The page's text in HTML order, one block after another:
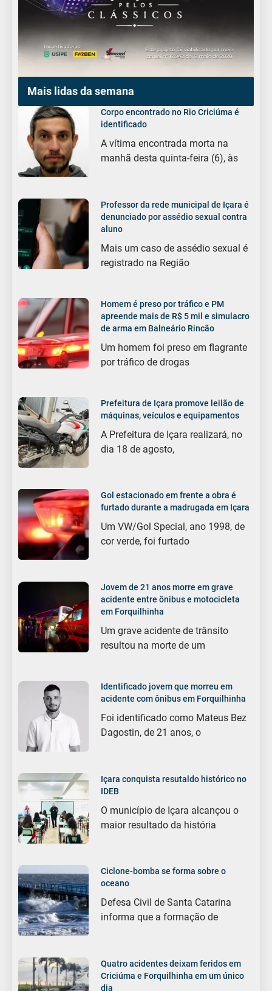
Mais lidas da semana
Corpo encontrado no Rio Criciúma é
identificado
A vítima encontrada morta na
manhã desta quinta-feira (6), às
Professor da rede municipal de Içara é
denunciado por assédio sexual contra
aluno
Mais um caso de assédio sexual é
registrado na Região
Homem é preso por tráfico e PM
apreende mais de R$ 5 mil e simulacro
de arma em Balneário Rincão
Um homem foi preso em flagrante
por tráfico de drogas
Prefeitura de Içara promove leilão de
máquinas, veículos e equipamentos
A Prefeitura de Içara realizará, no
dia 18 de agosto,
Gol estacionado em frente a obra é
furtado durante a madrugada em Içara
Um VW/Gol Special, ano 1998, de
cor verde, foi furtado
Jovem de 21 anos morre em grave
acidente entre ônibus e motocicleta
em Forquilhinha
Um grave acidente de trânsito
resultou na morte de um
Identificado jovem que morreu em
acidente com ônibus em Forquilhinha
Foi identificado como Mateus Bez
Dagostin, de 21 anos, o
Içara conquista resutaldo histórico no
IDEB
O município de Içara alcançou o
maior resultado da história
Ciclone-bomba se forma sobre o
oceano
Defesa Civil de Santa Catarina
informa que a formação de
Quatro acidentes deixam feridos em
Criciúma e Forquilhinha em um único
dia